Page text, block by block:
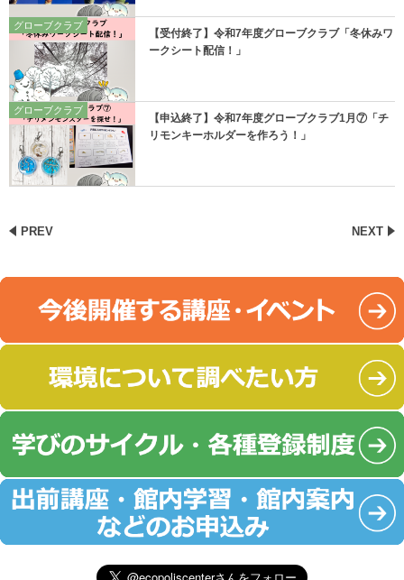
グローブクラブ
【受付終了】令和7年度グローブクラブ「冬休みワ
ークシート配信！」
グローブクラブ
【申込終了】令和7年度グローブクラブ1月⑦「チ
リモンキーホルダーを作ろう！」
PREV NEXT